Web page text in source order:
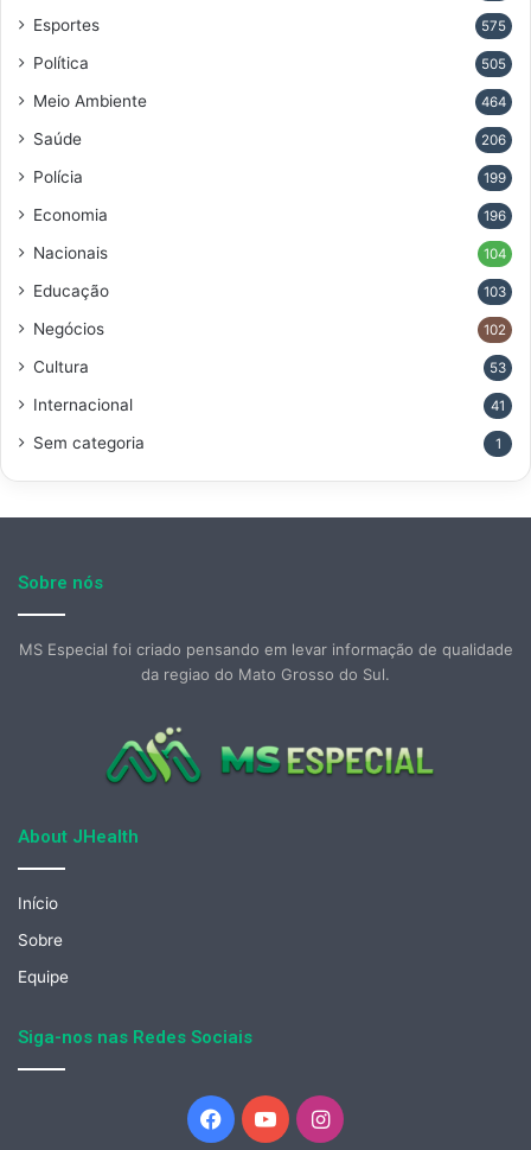
Esportes 575
Política 505
Meio Ambiente 464
Saúde 206
Polícia 199
Economia 196
Nacionais 104
Educação 103
Negócios 102
Cultura 53
Internacional 41
Sem categoria 1
Sobre nós
MS Especial foi criado pensando em levar informação de qualidade
da regiao do Mato Grosso do Sul.
About JHealth
Início
Sobre
Equipe
Siga-nos nas Redes Sociais
Facebook
YouTubeInstagram